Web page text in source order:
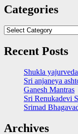
Categories
Categories
Recent Posts
Shukla
Sri anjaneya
Ganesh Mantras
Sri Renukadevi
Srimad
Archives